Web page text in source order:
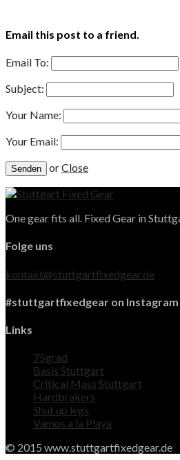
Email this post to a friend.
Email To:
Subject:
Your Name:
Your Email:
orClose
One gear fits all. Fixed Gear in
Folge uns
kontakt@stuttgartfixedgear.de
#stuttgartfixedgear on Instagram
Links
75grad
Basis Stuttgart
Critical Mass Stuttgart
Hardbrakers
Shut up legs
Vamos a la Playa
© 2015 www.stuttgartfixedgear.de